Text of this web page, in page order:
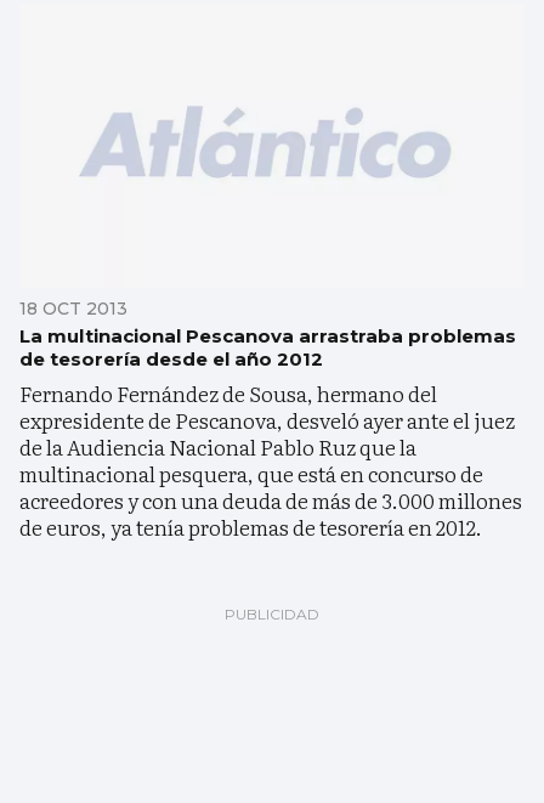
18 OCT 2013
La multinacional Pescanova arrastraba problemas
de tesorería desde el año 2012
Fernando Fernández de Sousa, hermano del
expresidente de Pescanova, desveló ayer ante el juez
de la Audiencia Nacional Pablo Ruz que la
multinacional pesquera, que está en concurso de
acreedores y con una deuda de más de 3.000 millones
de euros, ya tenía problemas de tesorería en 2012.